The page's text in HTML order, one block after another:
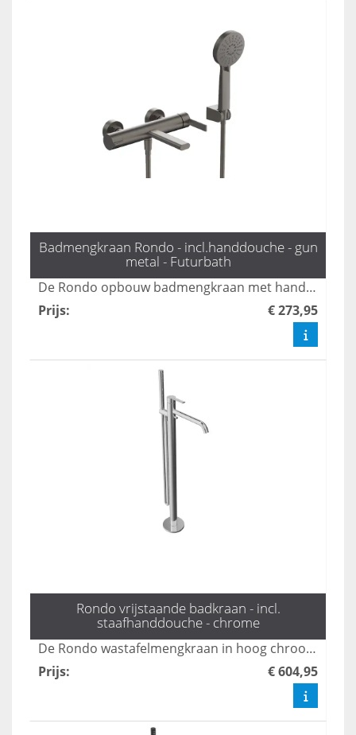
Badmengkraan Rondo - incl.handdouche - gun
metal - Futurbath
De Rondo opbouw badmengkraan met handdouche in gun metal biedt luxe en functionaliteit met drie standen voor optimale waterstralen. Deze stijlvolle kraan combineert modern design met gebruiksgemak, waardoor het een perfecte aanvulling is voor elke badkamer. Geniet van een verfijnde uitstraling en een aangename douche-ervaring met deze hoogwaardige badmengkraan.
Prijs: € 273,95
Rondo vrijstaande badkraan - incl.
staafhanddouche - chrome
De Rondo wastafelmengkraan in hoog chroom combineert stijl met functionaliteit, ideaal voor moderne badkamers. Dankzij het strakke ontwerp en de hoogwaardige afwerking is deze kraan niet alleen een eyecatcher, maar ook duurzaam en gemakkelijk te onderhouden. Geniet van een soepele waterstroom en precisie bij het regelen van de temperatuur met deze elegante toevoeging aan uw sanitair.
Prijs: € 604,95